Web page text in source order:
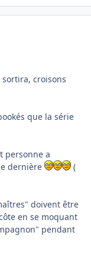
sortira, croisons
que la série
personne a
dernière
(
doivent être
en se moquant
pendant